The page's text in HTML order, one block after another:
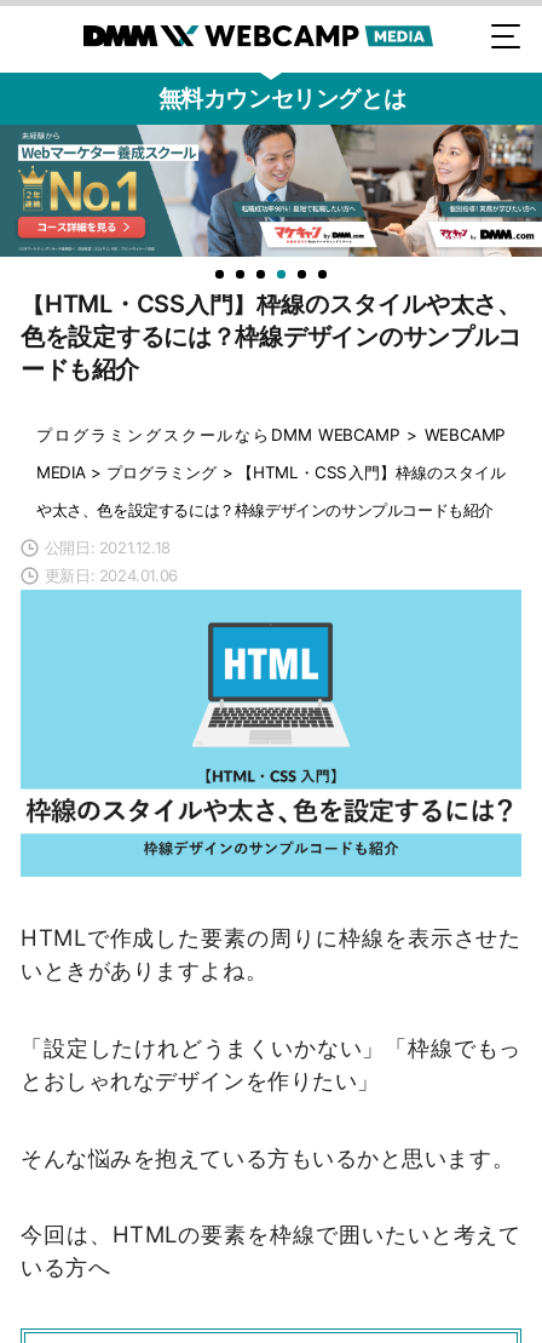
無料カウンセリングとは
【HTML・CSS入門】枠線のスタイルや太さ、
色を設定するには？枠線デザインのサンプルコ
ードも紹介
プログラミングスクールならDMM WEBCAMP > WEBCAMP
MEDIA > プログラミング >
【HTML・CSS入門】枠線のスタイル
や太さ、色を設定するには？枠線デザインのサンプルコードも紹介
公開日: 2021.12.18
更新日: 2024.01.06
HTMLで作成した要素の周りに枠線を表示させた
いときがありますよね。
「設定したけれどうまくいかない」「枠線でもっ
とおしゃれなデザインを作りたい」
そんな悩みを抱えている方もいるかと思います。
今回は、HTMLの要素を枠線で囲いたいと考えて
いる方へ